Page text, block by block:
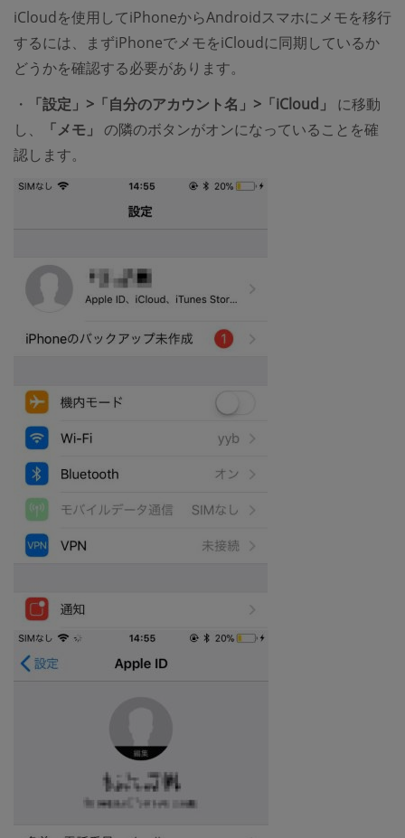
iCloudを使用してiPhoneからAndroidスマホにメモを移行
するには、まずiPhoneでメモをiCloudに同期しているか
どうかを確認する必要があります。
・
「設定」>「自分のアカウント名」>「iCloud」
に移動
し、
「メモ」 の隣のボタンがオンになっていることを確
認します。